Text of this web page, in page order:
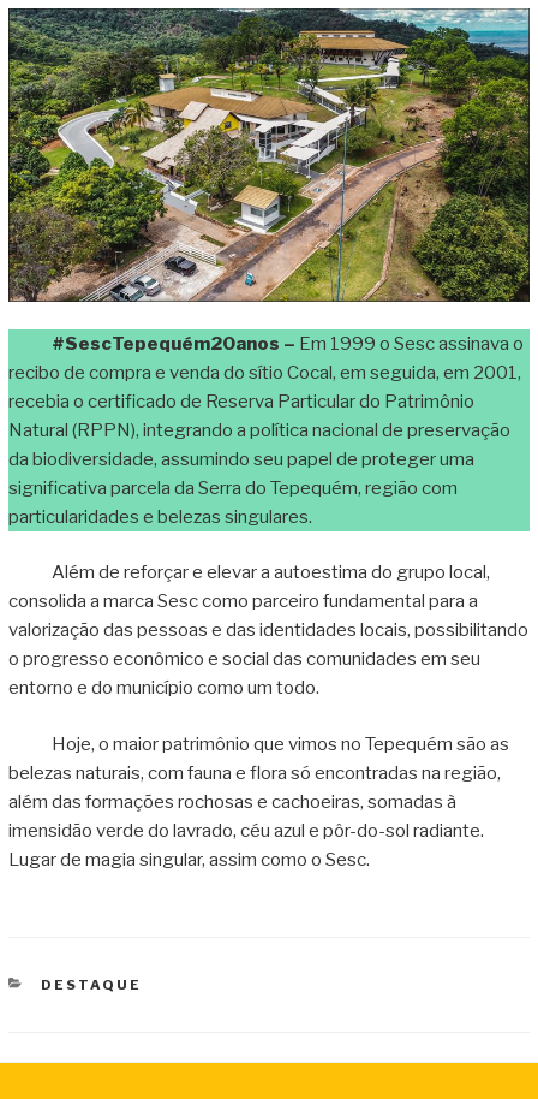
#SescTepequém20anos – Em 1999 o Sesc assinava o
recibo de compra e venda do sítio Cocal, em seguida, em 2001,
recebia o certificado de Reserva Particular do Patrimônio
Natural (RPPN), integrando a política nacional de preservação
da biodiversidade, assumindo seu papel de proteger uma
significativa parcela da Serra do Tepequém, região com
particularidades e belezas singulares.
Além de reforçar e elevar a autoestima do grupo local,
consolida a marca Sesc como parceiro fundamental para a
valorização das pessoas e das identidades locais, possibilitando
o progresso econômico e social das comunidades em seu
entorno e do município como um todo.
Hoje, o maior patrimônio que vimos no Tepequém são as
belezas naturais, com fauna e flora só encontradas na região,
além das formações rochosas e cachoeiras, somadas à
imensidão verde do lavrado, céu azul e pôr-do-sol radiante.
Lugar de magia singular, assim como o Sesc.
CATEGORIAS
DESTAQUE